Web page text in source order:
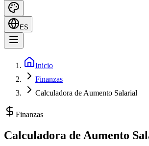
ES
Inicio
Finanzas
Calculadora de Aumento Salarial
Finanzas
Calculadora de Aumento